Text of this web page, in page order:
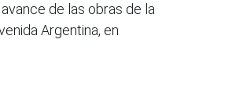
de las obras de la
Argentina, en